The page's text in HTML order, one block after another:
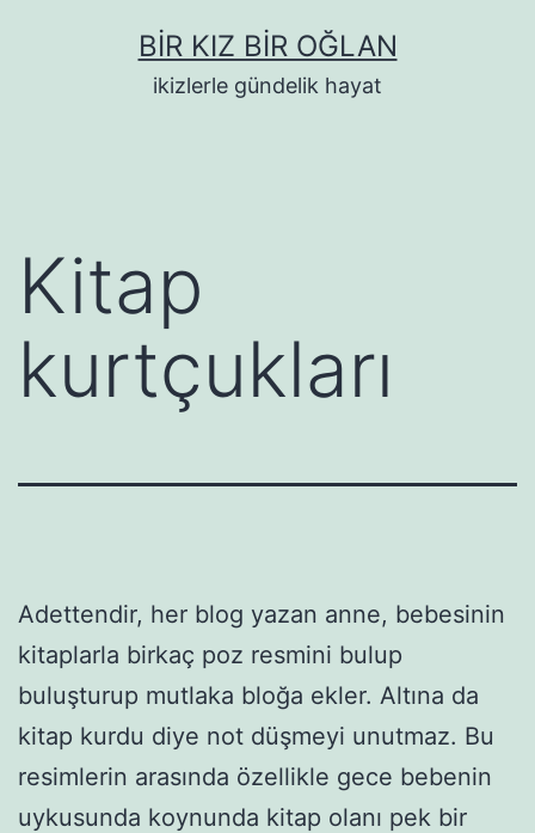
BIR KIZ BIR OĞLAN
ikizlerle gündelik hayat
Kitap
kurtçukları
Adettendir, her blog yazan anne, bebesinin
kitaplarla birkaç poz resmini bulup
buluşturup mutlaka bloğa ekler. Altına da
kitap kurdu diye not düşmeyi unutmaz. Bu
resimlerin arasında özellikle gece bebenin
uykusunda koynunda kitap olanı pek bir